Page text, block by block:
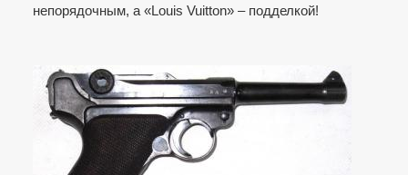
непорядочным, а «Louis Vuitton» – подделкой!